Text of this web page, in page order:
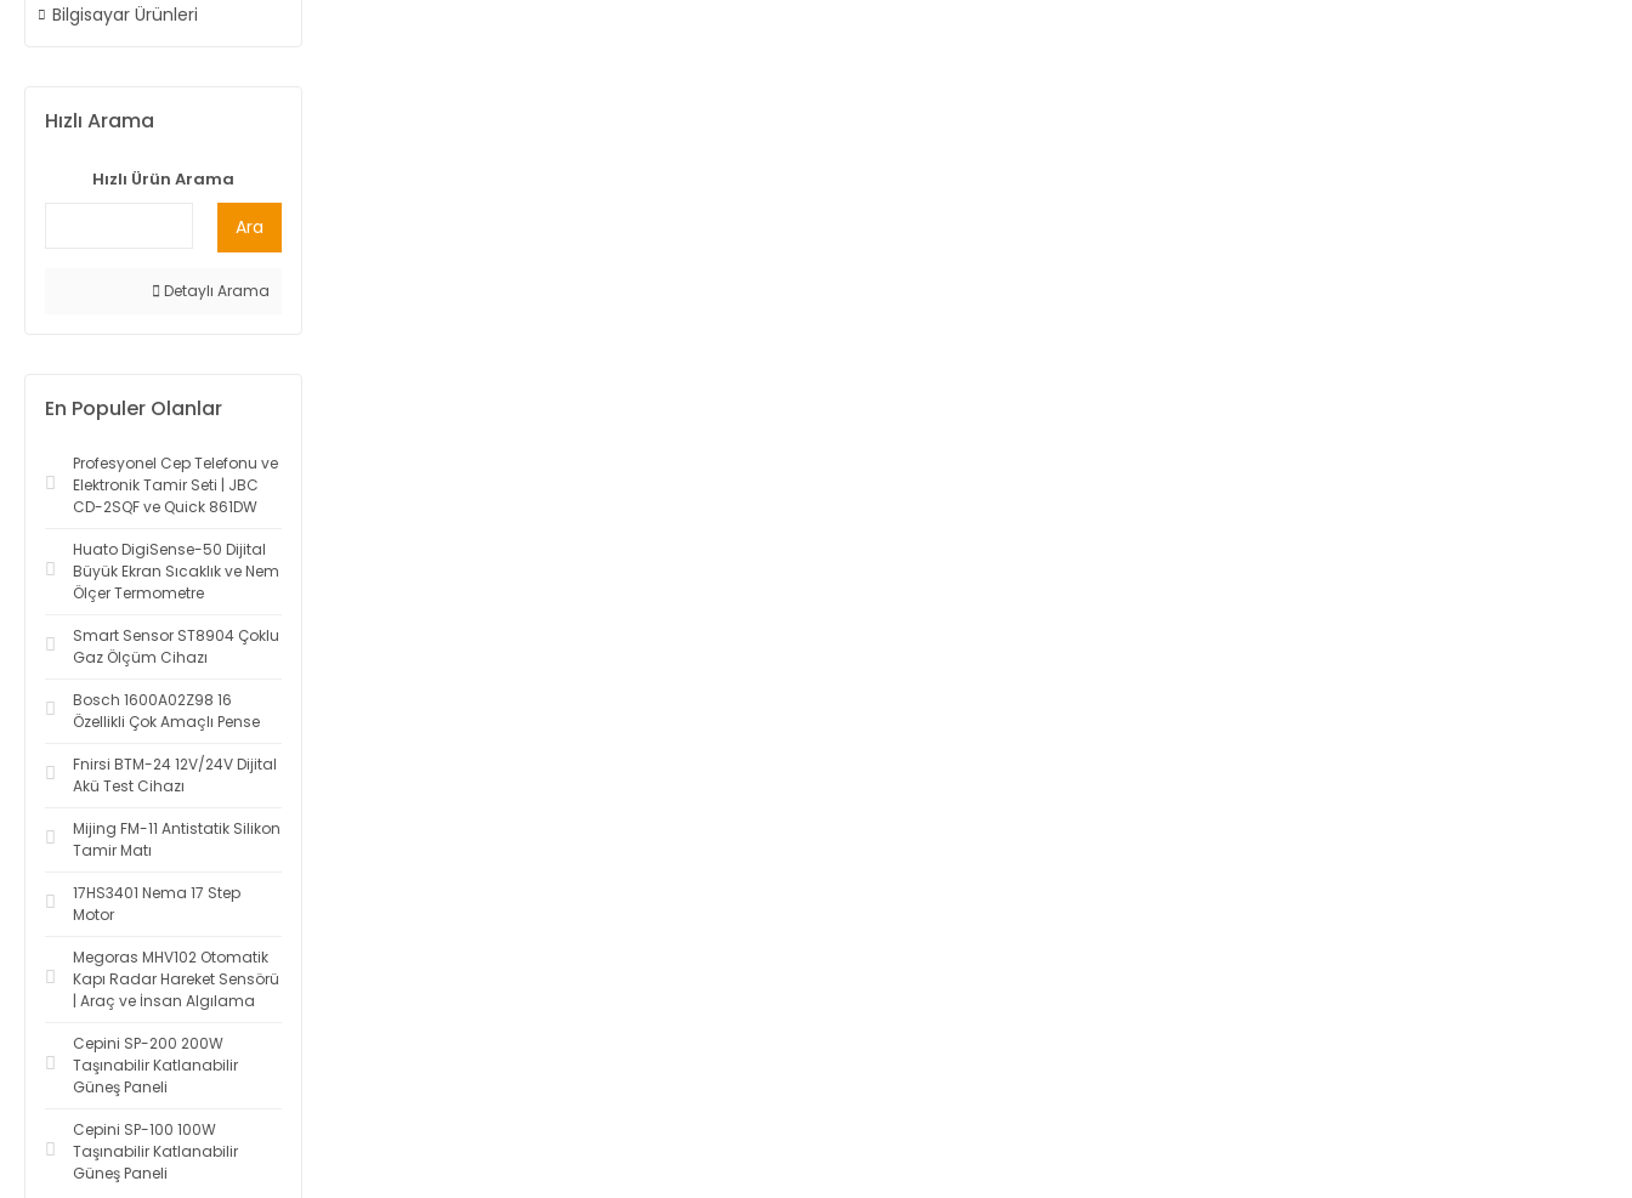
Bilgisayar Ürünleri
Hızlı Arama
Hızlı Ürün Arama
Ara
Detaylı Arama
En Populer Olanlar
Profesyonel Cep Telefonu ve
Elektronik Tamir Seti | JBC
CD-2SQF ve Quick 861DW
Huato DigiSense-50 Dijital
Büyük Ekran Sıcaklık ve Nem
Ölçer Termometre
Smart Sensor ST8904 Çoklu
Gaz Ölçüm Cihazı
Bosch 1600A02Z98 16
Özellikli Çok Amaçlı Pense
Fnirsi BTM-24 12V/24V Dijital
Akü Test Cihazı
Mijing FM-11 Antistatik Silikon
Tamir Matı
17HS3401 Nema 17 Step
Motor
Megoras MHV102 Otomatik
Kapı Radar Hareket Sensörü
| Araç ve İnsan Algılama
Cepini SP-200 200W
Taşınabilir Katlanabilir
Güneş Paneli
Cepini SP-100 100W
Taşınabilir Katlanabilir
Güneş Paneli